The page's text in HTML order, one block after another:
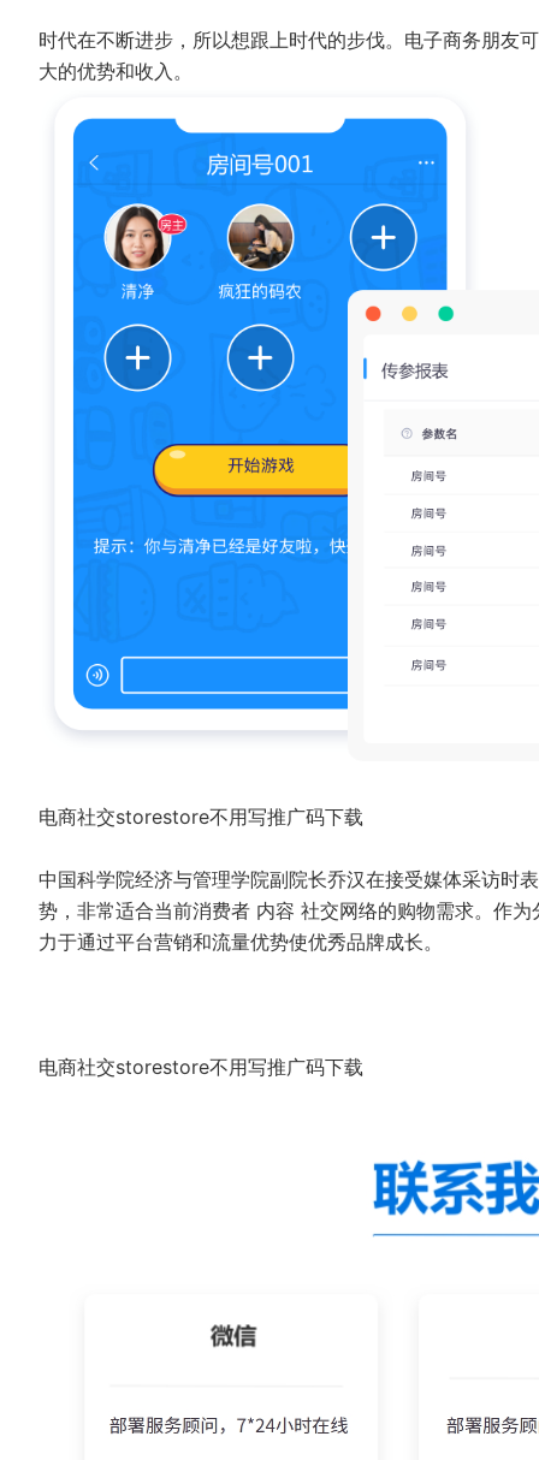
时代在不断进步，所以想跟上时代的步伐。电子商务朋友
大的优势和收入。
电商社交storestore不用写推广码下载
中国科学院经济与管理学院副院长乔汉在接受媒体采访时
势，非常适合当前消费者 内容 社交网络的购物需求。作
力于通过平台营销和流量优势使优秀品牌成长。
电商社交storestore不用写推广码下载